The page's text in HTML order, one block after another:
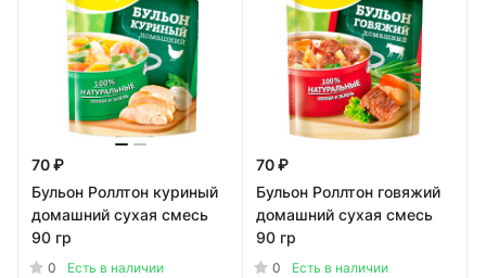
70 ₽
Бульон Роллтон куриный
домашний сухая смесь
90 гр
0
Есть в наличии
70 ₽
Бульон Роллтон говяжий
домашний сухая смесь
90 гр
0
Есть в наличии